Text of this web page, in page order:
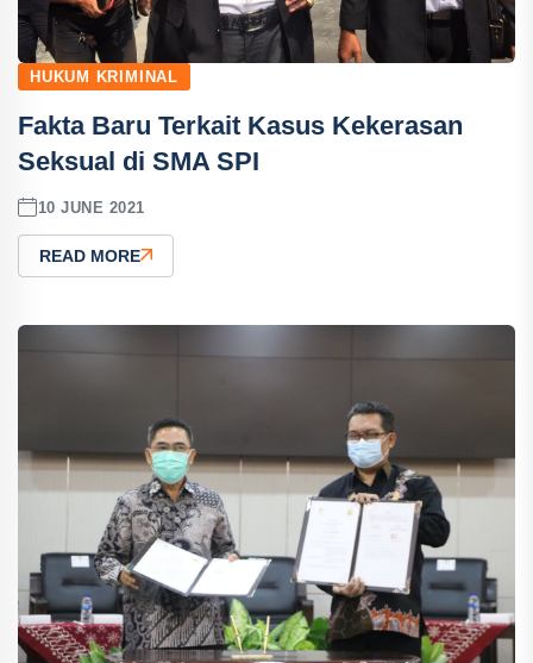
HUKUM KRIMINAL
Fakta Baru Terkait Kasus Kekerasan
Seksual di SMA SPI
10 JUNE 2021
READ MORE